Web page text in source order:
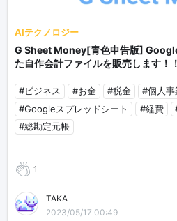
AIテクノロジー
G Sheet Money[青色申告版]
た自作会計ファイルを販売します！！
#ビジネス #お金 #税金 #個人事
#Googleスプレッドシート
#経費
#総勘定元帳
1
TAKA
2023/05/17 00:49